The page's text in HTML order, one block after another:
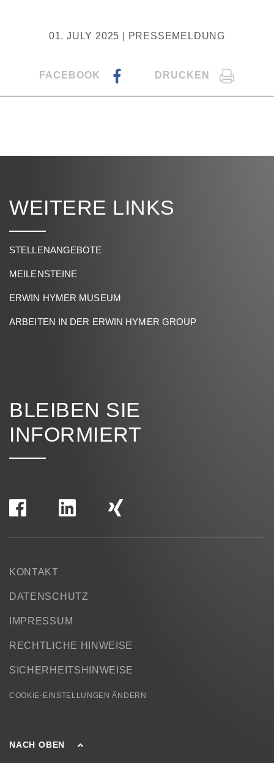
01. JULY 2025 | PRESSEMELDUNG
FACEBOOK DRUCKEN
WEITERE LINKS
STELLENANGEBOTE
MEILENSTEINE
ERWIN HYMER MUSEUM
ARBEITEN IN DER ERWIN HYMER GROUP
BLEIBEN SIE
INFORMIERT
KONTAKT
DATENSCHUTZ
IMPRESSUM
RECHTLICHE HINWEISE
SICHERHEITSHINWEISE
COOKIE-EINSTELLUNGEN ÄNDERN
NACH OBEN